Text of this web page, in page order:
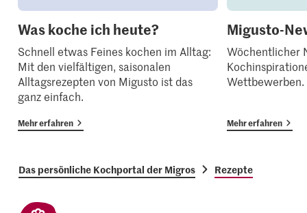
Was koche ich heute?
Schnell etwas Feines kochen im Alltag:
Mit den vielfältigen, saisonalen
Alltagsrezepten von Migusto ist das
ganz einfach.
Mehr erfahren
Migusto-
Wöchentlicher
Wettbewerben.
Mehr erfahren
Das persönliche Kochportal der Migros Rezepte